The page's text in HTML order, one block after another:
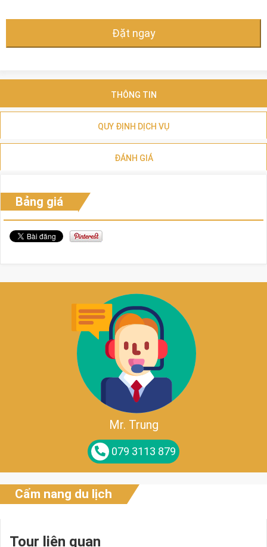
Đặt ngay
THÔNG TIN
QUY ĐỊNH DỊCH VỤ
ĐÁNH GIÁ
Bảng giá
Mr. Trung
079 3113 879
Cẩm nang du lịch
Tour liên quan